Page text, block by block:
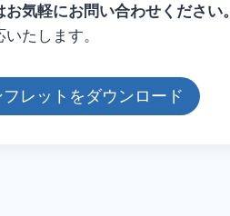
気軽にお問い合わせください。
たします。
レットをダウンロード